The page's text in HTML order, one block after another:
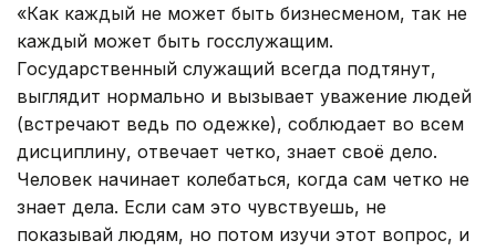
«Как каждый не может быть бизнесменом, так не
каждый может быть госслужащим.
Государственный служащий всегда подтянут,
выглядит нормально и вызывает уважение людей
(встречают ведь по одежке), соблюдает во всем
дисциплину, отвечает четко, знает своё дело.
Человек начинает колебаться, когда сам четко не
знает дела. Если сам это чувствуешь, не
показывай людям, но потом изучи этот вопрос, и